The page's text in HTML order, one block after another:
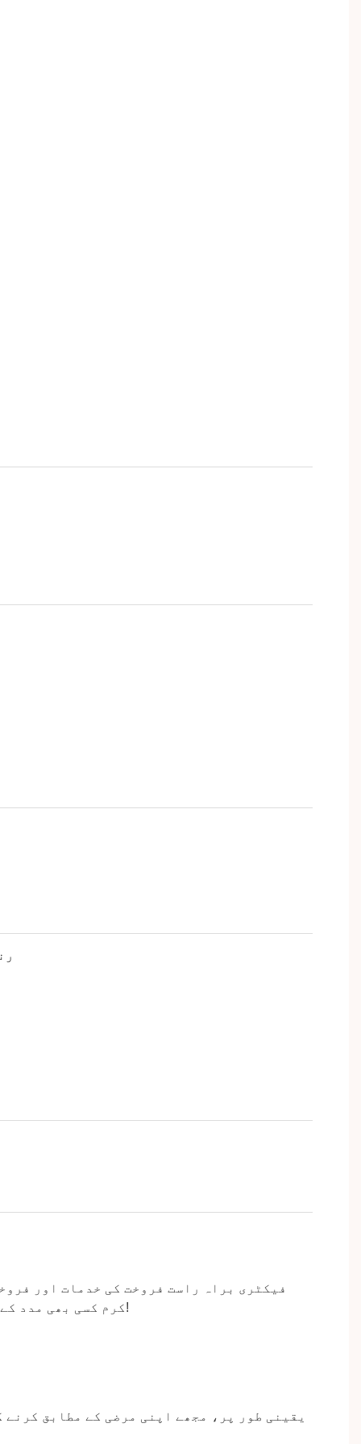
فیکٹری براہ راست فروخت کی خدمات اور
کرم کسی بھی مدد کے لیے بلا جھجھک ہم سے رابطہ کریں، آئیے یہاں سے اپنے طویل مدتی منافع بخش کاروباری تعلقات شروع کریں!
یقینی طور پر، مجھے اپنی مرضی کے مطابق